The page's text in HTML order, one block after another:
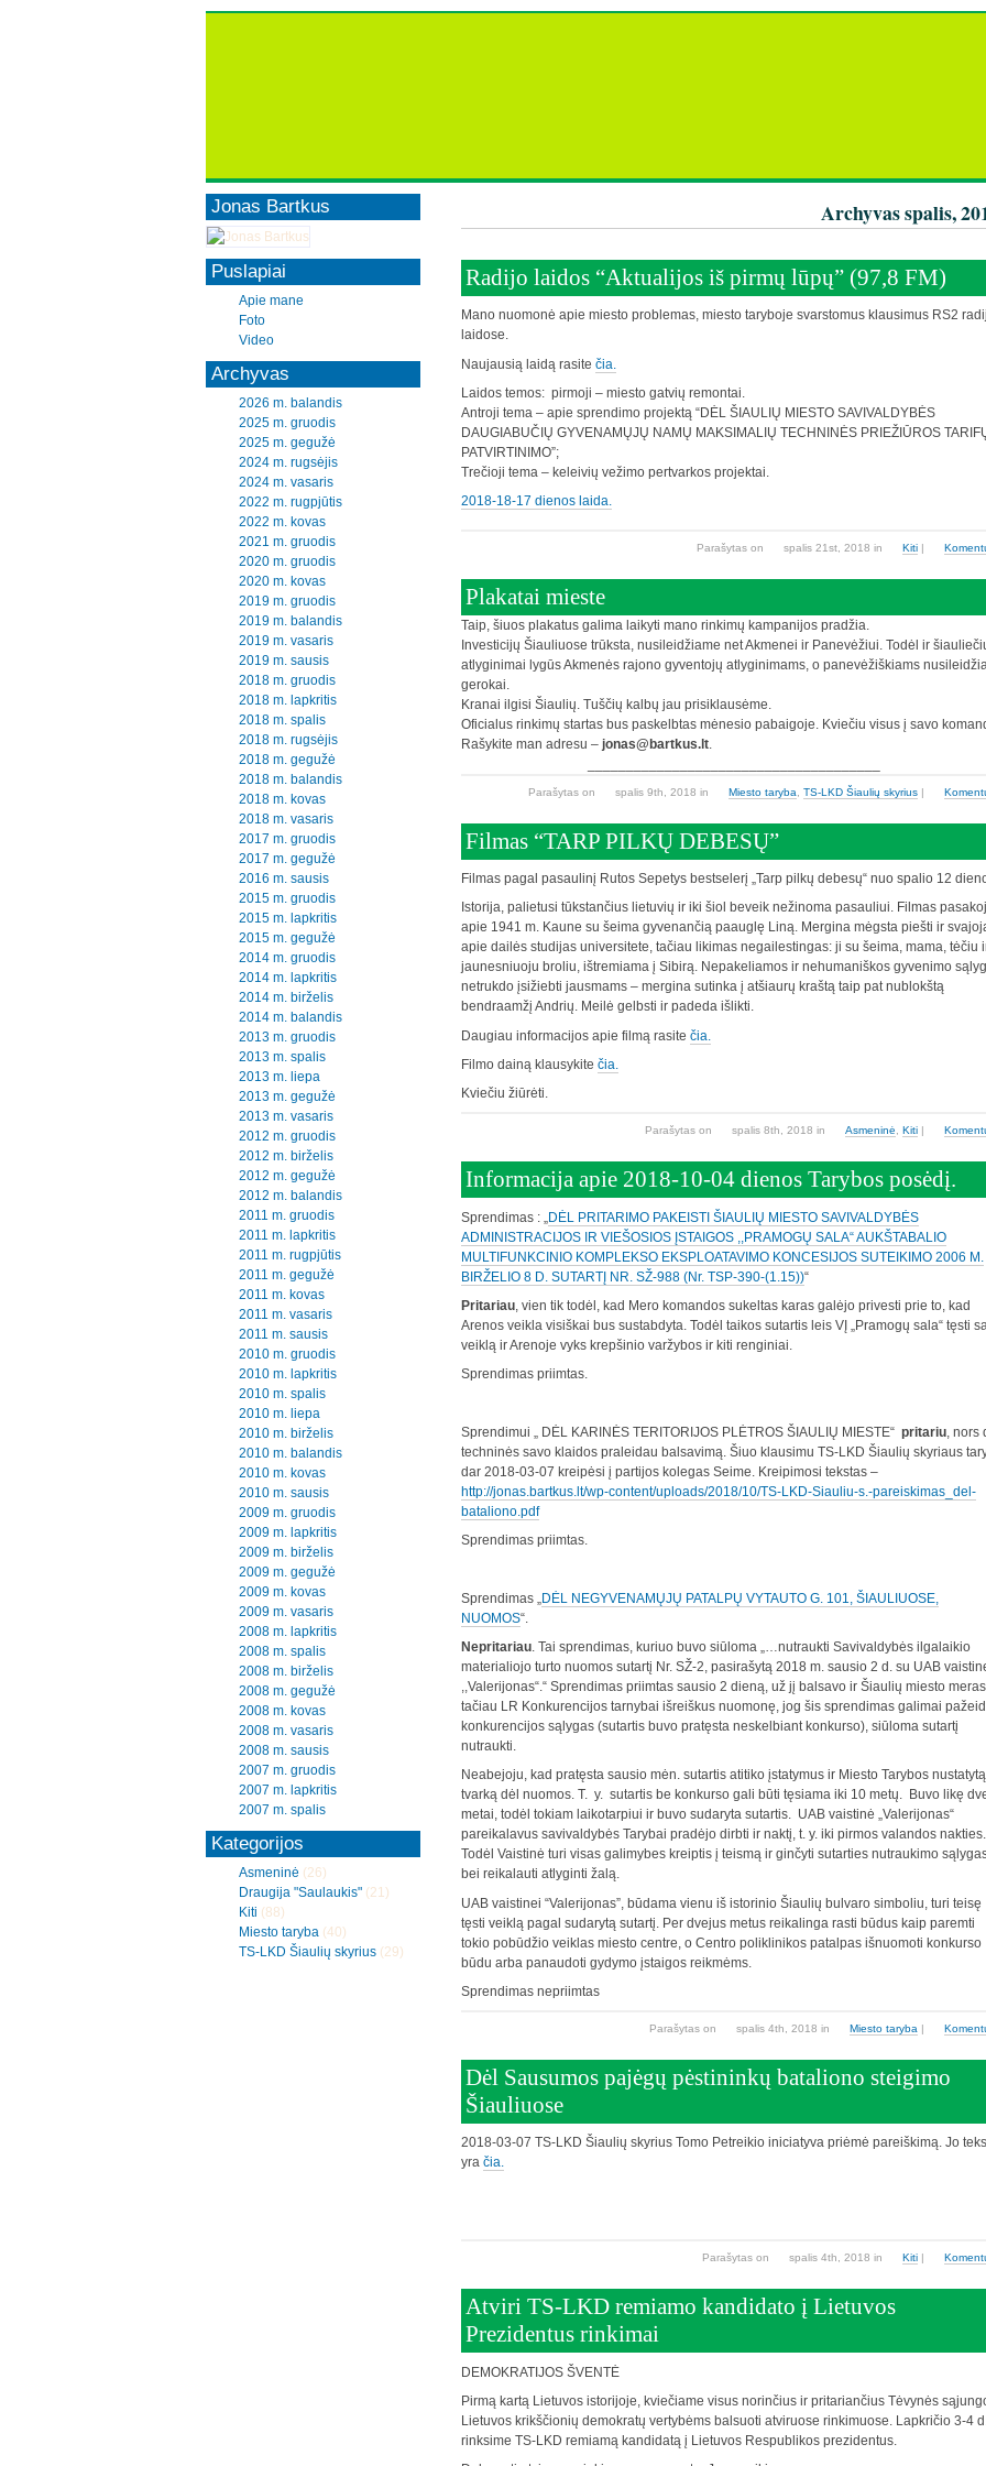
Archyvas spalis,
Radijo laidos “Aktualijos iš pirmų lūpų” (97,8 FM)
Mano nuomonė apie miesto problemas, miesto taryboje svarstomus klausimus RS2
laidose.
Naujausią laidą rasite čia.
Laidos temos: pirmoji – miesto gatvių remontai.
Antroji tema – apie sprendimo projektą “DĖL ŠIAULIŲ MIESTO SAVIVALDYBĖS
DAUGIABUČIŲ GYVENAMŲJŲ NAMŲ MAKSIMALIŲ TECHNINĖS PRIEŽIŪROS
PATVIRTINIMO”;
Trečioji tema – keleivių vežimo pertvarkos projektai.
2018-18-17 dienos laida.
Parašytas on spalis 21st, 2018 in Kiti |
Plakatai mieste
Taip, šiuos plakatus galima laikyti mano rinkimų kampanijos pradžia.
Investicijų Šiauliuose trūksta, nusileidžiame net Akmenei ir Panevėžiui. Todėl ir
atlyginimai lygūs Akmenės rajono gyventojų atlyginimams, o panevėžiškiams
gerokai.
Kranai ilgisi Šiaulių. Tuščių kalbų jau prisiklausėme.
Oficialus rinkimų startas bus paskelbtas mėnesio pabaigoje. Kviečiu visus į savo
Rašykite man adresu – jonas@bartkus.lt
Parašytas on spalis 9th, 2018 in Miesto taryba TS-LKD Šiaulių skyrius |
Filmas “TARP PILKŲ DEBESŲ”
Filmas pagal pasaulinį Rutos Sepetys bestselerį „Tarp pilkų debesų“ nuo spalio 12
Istorija, palietusi tūkstančius lietuvių ir iki šiol beveik nežinoma pasauliui. Filmas
apie 1941 m. Kaune su šeima gyvenančią paauglę Liną. Mergina mėgsta piešti ir
apie dailės studijas universitete, tačiau likimas negailestingas: ji su šeima, mama, tėčiu
jaunesniuoju broliu, ištremiama į Sibirą. Nepakeliamos ir nehumaniškos gyvenimo
netrukdo įsižiebti jausmams – mergina sutinka į atšiaurų kraštą taip pat nublokštą
bendraamžį Andrių. Meilė gelbsti ir padeda išlikti.
Daugiau informacijos apie filmą rasite čia.
Filmo dainą klausykite čia.
Kviečiu žiūrėti.
Parašytas on spalis 8th, 2018 in Asmeninė, Kiti
Informacija apie 2018-10-04 dienos Tarybos posėdį.
Sprendimas : „ DĖL PRITARIMO PAKEISTI ŠIAULIŲ MIESTO SAVIVALDYBĖS
ADMINISTRACIJOS IR VIEŠOSIOS ĮSTAIGOS ,,PRAMOGŲ SALA“ AUKŠTABALIO
MULTIFUNKCINIO KOMPLEKSO EKSPLOATAVIMO KONCESIJOS SUTEIKIMO 2006 M.
BIRŽELIO 8 D. SUTARTĮ NR. SŽ-988 (Nr. TSP-390-(1.15))“
Pritariau, vien tik todėl, kad Mero komandos sukeltas karas galėjo privesti prie to, kad
Arenos veikla visiškai bus sustabdyta. Todėl taikos sutartis leis VĮ „Pramogų sala“ tęsti
veiklą ir Arenoje vyks krepšinio varžybos ir kiti renginiai.
Sprendimas priimtas.
Sprendimui „ DĖL KARINĖS TERITORIJOS PLĖTROS ŠIAULIŲ MIESTE“ pritariu, nors
techninės savo klaidos praleidau balsavimą. Šiuo klausimu TS-LKD Šiaulių skyriaus
dar 2018-03-07 kreipėsi į partijos kolegas Seime. Kreipimosi tekstas –
http://jonas.bartkus.lt/wp-content/uploads/2018/10/TS-LKD-Siauliu-s.-pareiskimas_del-
bataliono.pdf
Sprendimas priimtas.
Sprendimas „ DĖL NEGYVENAMŲJŲ PATALPŲ VYTAUTO G. 101, ŠIAULIUOSE,
NUOMOS“.
Nepritariau. Tai sprendimas, kuriuo buvo siūloma „…nutraukti Savivaldybės ilgalaikio
materialiojo turto nuomos sutartį Nr. SŽ-2, pasirašytą 2018 m. sausio 2 d. su UAB
,,Valerijonas“.“ Sprendimas priimtas sausio 2 dieną, už jį balsavo ir Šiaulių miesto
tačiau LR Konkurencijos tarnybai išreiškus nuomonę, jog šis sprendimas galimai
konkurencijos sąlygas (sutartis buvo pratęsta neskelbiant konkurso), siūloma sutartį
nutraukti.
Neabejoju, kad pratęsta sausio mėn. sutartis atitiko įstatymus ir Miesto Tarybos nustatytą
tvarką dėl nuomos. T. y. sutartis be konkurso gali būti tęsiama iki 10 metų. Buvo likę
metai, todėl tokiam laikotarpiui ir buvo sudaryta sutartis. UAB vaistinė „Valerijonas“
pareikalavus savivaldybės Tarybai pradėjo dirbti ir naktį, t. y. iki pirmos valandos nakties.
Todėl Vaistinė turi visas galimybes kreiptis į teismą ir ginčyti sutarties nutraukimo
bei reikalauti atlyginti žalą.
UAB vaistinei “Valerijonas”, būdama vienu iš istorinio Šiaulių bulvaro simboliu, turi teisę
tęsti veiklą pagal sudarytą sutartį. Per dvejus metus reikalinga rasti būdus kaip paremti
tokio pobūdžio veiklas miesto centre, o Centro poliklinikos patalpas išnuomoti konkurso
būdu arba panaudoti gydymo įstaigos reikmėms.
Sprendimas nepriimtas
Parašytas on spalis 4th, 2018 in Miesto taryba |
Dėl Sausumos pajėgų pėstininkų bataliono steigimo
Šiauliuose
2018-03-07 TS-LKD Šiaulių skyrius Tomo Petreikio iniciatyva priėmė pareiškimą. Jo
yra čia.
Parašytas on spalis 4th, 2018 in Kiti |
Atviri TS-LKD remiamo kandidato į Lietuvos
Prezidentus rinkimai
DEMOKRATIJOS ŠVENTĖ
Pirmą kartą Lietuvos istorijoje, kviečiame visus norinčius ir pritariančius Tėvynės
Lietuvos krikščionių demokratų vertybėms balsuoti atviruose rinkimuose. Lapkričio 3-4
rinksime TS-LKD remiamą kandidatą į Lietuvos Respublikos prezidentus.
Jonas Bartkus
Puslapiai
Apie mane
Foto
Video
Archyvas
2026 m. balandis
2025 m. gruodis
2025 m. gegužė
2024 m. rugsėjis
2024 m. vasaris
2022 m. rugpjūtis
2022 m. kovas
2021 m. gruodis
2020 m. gruodis
2020 m. kovas
2019 m. gruodis
2019 m. balandis
2019 m. vasaris
2019 m. sausis
2018 m. gruodis
2018 m. lapkritis
2018 m. spalis
2018 m. rugsėjis
2018 m. gegužė
2018 m. balandis
2018 m. kovas
2018 m. vasaris
2017 m. gruodis
2017 m. gegužė
2016 m. sausis
2015 m. gruodis
2015 m. lapkritis
2015 m. gegužė
2014 m. gruodis
2014 m. lapkritis
2014 m. birželis
2014 m. balandis
2013 m. gruodis
2013 m. spalis
2013 m. liepa
2013 m. gegužė
2013 m. vasaris
2012 m. gruodis
2012 m. birželis
2012 m. gegužė
2012 m. balandis
2011 m. gruodis
2011 m. lapkritis
2011 m. rugpjūtis
2011 m. gegužė
2011 m. kovas
2011 m. vasaris
2011 m. sausis
2010 m. gruodis
2010 m. lapkritis
2010 m. spalis
2010 m. liepa
2010 m. birželis
2010 m. balandis
2010 m. kovas
2010 m. sausis
2009 m. gruodis
2009 m. lapkritis
2009 m. birželis
2009 m. gegužė
2009 m. kovas
2009 m. vasaris
2008 m. lapkritis
2008 m. spalis
2008 m. birželis
2008 m. gegužė
2008 m. kovas
2008 m. vasaris
2008 m. sausis
2007 m. gruodis
2007 m. lapkritis
2007 m. spalis
Kategorijos
Asmeninė (26)
Draugija "Saulaukis" (21)
Kiti (88)
Miesto taryba (40)
TS-LKD Šiaulių skyrius (29)